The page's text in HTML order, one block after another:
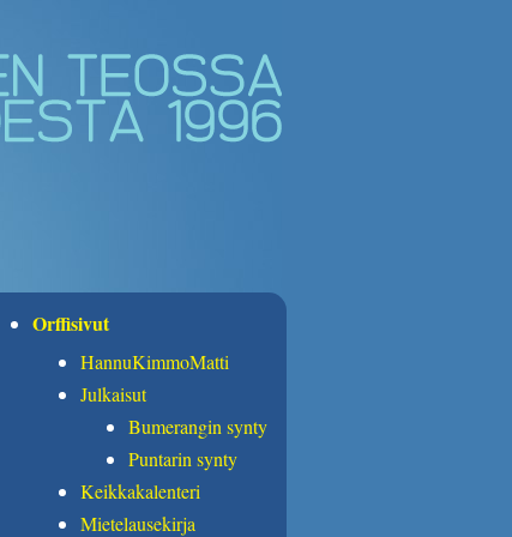
Orffisivut
HannuKimmoMatti
Julkaisut
Bumerangin synty
Puntarin synty
Keikkakalenteri
Mietelausekirja